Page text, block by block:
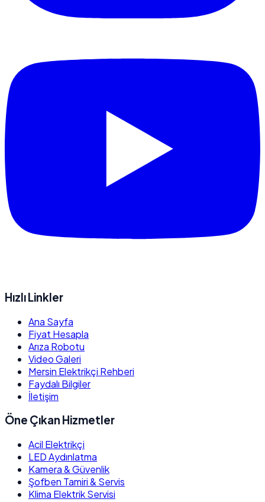
Hızlı Linkler
Ana Sayfa
Fiyat Hesapla
Arıza Robotu
Video Galeri
Mersin Elektrikçi Rehberi
Faydalı Bilgiler
İletişim
Öne Çıkan Hizmetler
Acil Elektrikçi
LED Aydınlatma
Kamera & Güvenlik
Şofben Tamiri & Servis
Klima Elektrik Servisi